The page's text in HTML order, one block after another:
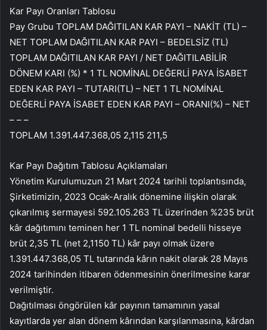
Kar Payı Oranları Tablosu
Pay Grubu TOPLAM DAĞITILAN KAR PAYI – NAKİT (TL) –
NET TOPLAM DAĞITILAN KAR PAYI – BEDELSİZ (TL)
TOPLAM DAĞITILAN KAR PAYI / NET DAĞITILABİLİR
DÖNEM KARI (%) * 1 TL NOMİNAL DEĞERLİ PAYA İSABET
EDEN KAR PAYI – TUTARI(TL) – NET 1 TL NOMİNAL
DEĞERLİ PAYA İSABET EDEN KAR PAYI – ORANI(%) – NET
– – –
TOPLAM 1.391.447.368,05 2,115 211,5
Kar Payı Dağıtım Tablosu Açıklamaları
Yönetim Kurulumuzun 21 Mart 2024 tarihli toplantısında,
Şirketimizin, 2023 Ocak-Aralık dönemine ilişkin olarak
çıkarılmış sermayesi 592.105.263 TL üzerinden %235 brüt
kâr dağıtımını teminen her 1 TL nominal bedelli hisseye
brüt 2,35 TL (net 2,1150 TL) kâr payı olmak üzere
1.391.447.368,05 TL tutarında kârın nakit olarak 28 Mayıs
2024 tarihinden itibaren ödenmesinin önerilmesine karar
verilmiştir.
Dağıtılması öngörülen kâr payının tamamının yasal
kayıtlarda yer alan dönem kârından karşılanmasına, kârdan